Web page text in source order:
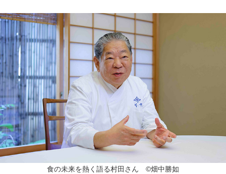
食の未来を熱く語る村田さん ©畑中勝如